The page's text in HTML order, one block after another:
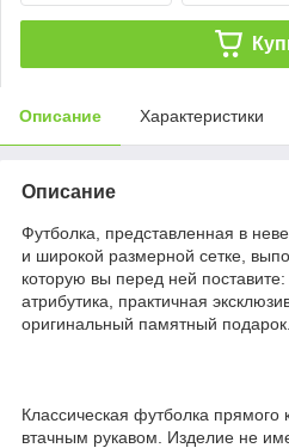
Описание Характеристики
Описание
Футболка, представленная в
и широкой размерной сетке,
которую вы перед ней
атрибутика, практичная
оригинальный памятный подарок.
Классическая футболка прямого
втачным рукавом. Изделие не